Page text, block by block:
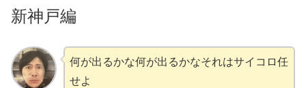
新神戸編
何が出るかな何が出るかなそれはサイコロ任
せよ